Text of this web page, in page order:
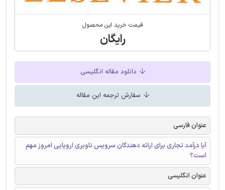
قیمت خرید این محصول
رایگان
دانلود مقاله انگلیسی
سفارش ترجمه این مقاله
عنوان فارسی
آیا درآمد تجاری برای ارائه دهندگان سرویس ناوبری اروپایی امروز مهم
است؟
عنوان انگلیسی